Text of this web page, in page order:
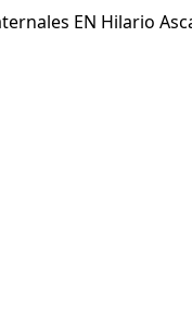
EN Hilario